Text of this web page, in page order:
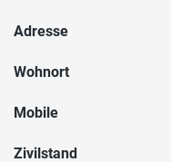
Adresse
Wohnort
Mobile
Zivilstand